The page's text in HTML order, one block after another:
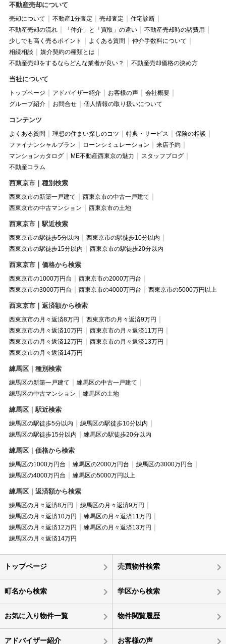
不動産売却について
売却について 不動産1分査定 売却査定
住宅診断
不動産売却の流れ
「仲介」と「買取」の違い
不動産売却時の諸費用
少しでも高く売るポイント
よくある質問
仲介手数料について
相続相談
媒介契約の種類とは
不動産売却をするならどんな業者が良い？
不動産売却価格の決め方
当社について
トップページ アドバイザー紹介 お客様の声
会社概要
グループ紹介
お問合せ 個人情報の取り扱いについて
コンテンツ
よくある質問 理想の住まい探しのコツ 特典・サービス
保険の相談
ファイナンシャルプラン
ローンシミュレーション
来店予約
マンションカタログ
ME不動産西東京の魅力
スタッフブログ
不動産コラム
西東京市｜種別検索
西東京市の新築一戸建て
西東京市の中古一戸建て
西東京市の中古マンション
西東京市の土地
西東京市｜駅近検索
西東京市の駅徒歩5分以内
西東京市の駅徒歩10分以内
西東京市の駅徒歩15分以内
西東京市の駅徒歩20分以内
西東京市｜価格から検索
西東京市の1000万円台
西東京市の2000万円台
西東京市の3000万円台
西東京市の4000万円台 西東京市の5000万円以上
西東京市｜返済額から検索
西東京市の月々返済8万円
西東京市の月々返済9万円
西東京市の月々返済10万円
西東京市の月々返済11万円
西東京市の月々返済12万円
西東京市の月々返済13万円
西東京市の月々返済14万円
練馬区｜種別検索
練馬区の新築一戸建て
練馬区の中古一戸建て
練馬区の中古マンション
練馬区の土地
練馬区｜駅近検索
練馬区の駅徒歩5分以内
練馬区の駅徒歩10分以内
練馬区の駅徒歩15分以内
練馬区の駅徒歩20分以内
練馬区｜価格から検索
練馬区の1000万円台 練馬区の2000万円台
練馬区の3000万円台
練馬区の4000万円台
練馬区の5000万円以上
練馬区｜返済額から検索
練馬区の月々返済8万円
練馬区の月々返済9万円
練馬区の月々返済10万円
練馬区の月々返済11万円
練馬区の月々返済12万円
練馬区の月々返済13万円
練馬区の月々返済14万円
トップページ 売買物件検索
町名から検索 学区から検索
お気に入り物件一覧 物件閲覧履歴
アドバイザー紹介 お客様の声